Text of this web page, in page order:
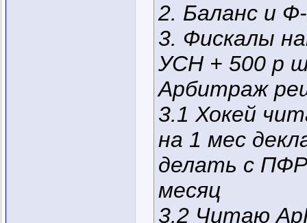
2. Баланс и
3. Фискалы
УСН + 500 р
Арбитраж
3.1 Хокей
на 1 мес
делать с
месяц
3.2 Читаю